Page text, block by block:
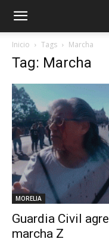
Inicio Tags Marcha
Tag: Marcha
MORELIA
Guardia Civil
marcha Z